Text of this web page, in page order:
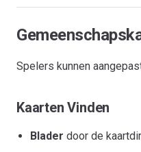
Spelers kunnen
Kaarten Vinden
Blader door de